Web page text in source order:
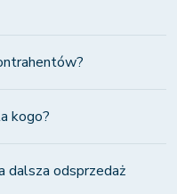
kogo?
dalsza odsprzedaż